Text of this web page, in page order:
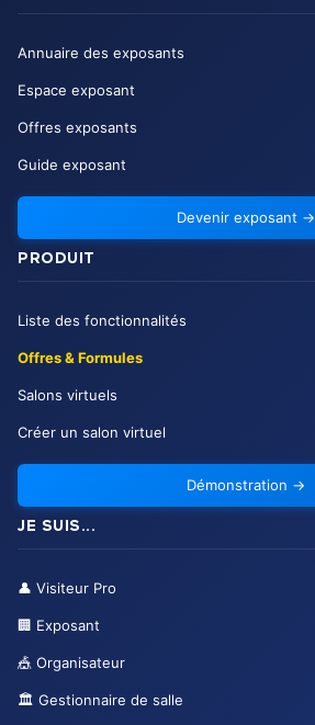
Annuaire des exposants
Espace exposant
Offres exposants
Guide exposant
Devenir exposant →
PRODUIT
Liste des fonctionnalités
Offres & Formules
Salons virtuels
Créer un salon virtuel
Démonstration →
JE SUIS...
👤 Visiteur Pro
🏢 Exposant
🎪 Organisateur
🏛️ Gestionnaire de salle